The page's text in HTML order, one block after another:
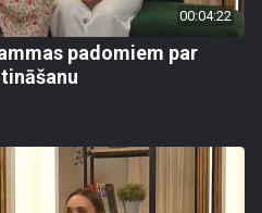
00:04:22
padomiem par